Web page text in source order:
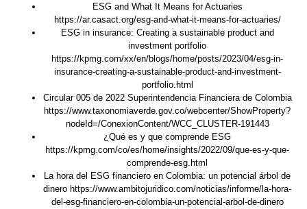
ESG and What It Means for Actuaries
https://ar.casact.org/esg-and-what-it-means-for-actuaries/
ESG in insurance: Creating a sustainable product and
investment portfolio
https://kpmg.com/xx/en/blogs/home/posts/2023/04/esg-in-
insurance-creating-a-sustainable-product-and-investment-
portfolio.html
Circular 005 de 2022 Superintendencia Financiera de Colombia
https://www.taxonomiaverde.gov.co/webcenter/ShowProperty?
nodeId=/ConexionContent/WCC_CLUSTER-191443
¿Qué es y que comprende ESG
https://kpmg.com/co/es/home/insights/2022/09/que-es-y-que-
comprende-esg.html
La hora del ESG financiero en Colombia: un potencial árbol de
dinero https://www.ambitojuridico.com/noticias/informe/la-hora-
del-esg-financiero-en-colombia-un-potencial-arbol-de-dinero